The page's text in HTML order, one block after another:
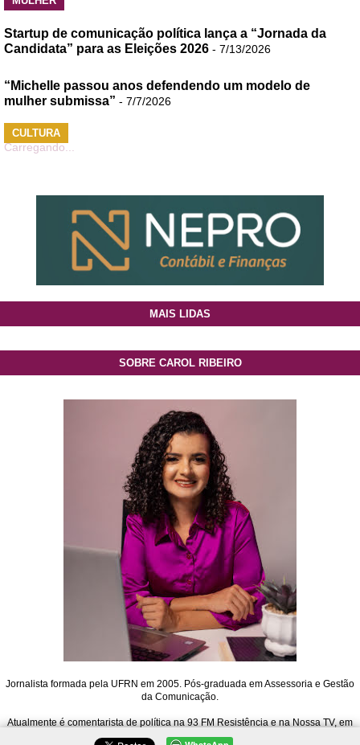
Startup de comunicação política lança a “Jornada da
Candidata” para as Eleições 2026 - 7/13/2026
“Michelle passou anos defendendo um modelo de
mulher submissa” - 7/7/2026
CULTURA
Carregando...
MAIS LIDAS
SOBRE CAROL RIBEIRO
Jornalista formada pela UFRN em 2005. Pós-graduada em Assessoria e Gestão
da Comunicação.
Atualmente é comentarista de política na 93 FM Resistência e na Nossa TV, em
Mossoró. Também atua na Rádio 91 FM de Natal, no Jornal 91, e é editora do